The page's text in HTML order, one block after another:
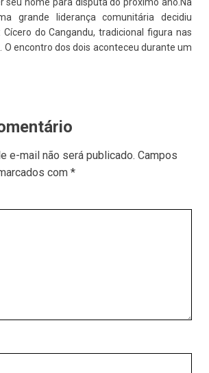
grande liderança comunitária decidiu
do Cangandu, tradicional figura nas
O encontro dos dois aconteceu durante um
e-mail não será publicado. Campos
com *